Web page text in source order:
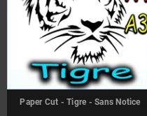
Paper Cut - Tigre - Sans Notice